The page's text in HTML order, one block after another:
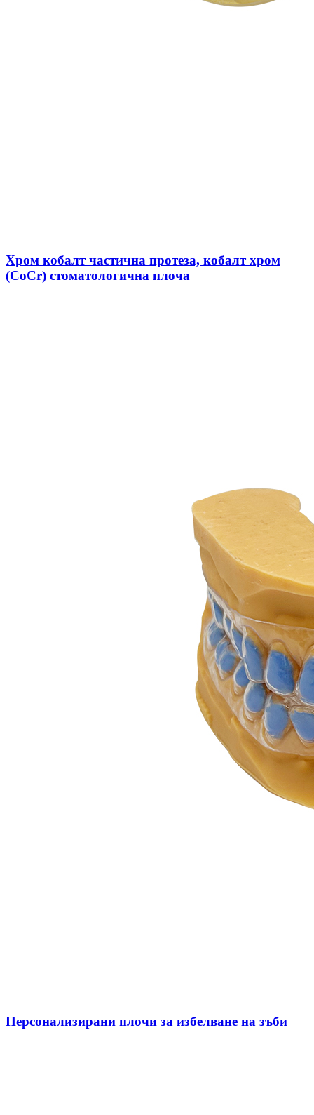
Хром кобалт частична протеза, кобалт хром
(CoCr) стоматологична плоча
Персонализирани плочи за избелване на зъби